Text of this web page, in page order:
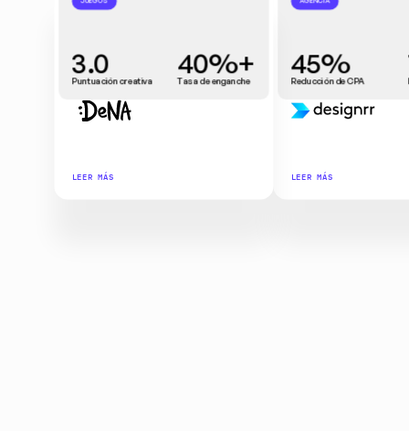
45%
Reducción de CPA
LEER MÁS
3.0
Puntuación creativa
40%+
Tasa de enganche
LEER MÁS